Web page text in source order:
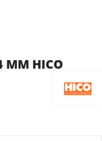
MM HICO